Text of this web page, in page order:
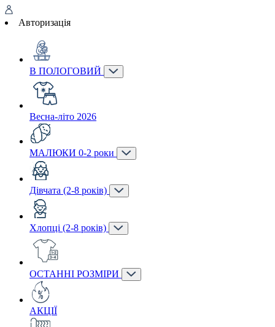
Авторизація
В ПОЛОГОВИЙ
Весна-літо 2026
МАЛЮКИ 0-2 роки
Дівчата (2-8 років)
Хлопці (2-8 років)
ОСТАННІ РОЗМІРИ
АКЦІЇ